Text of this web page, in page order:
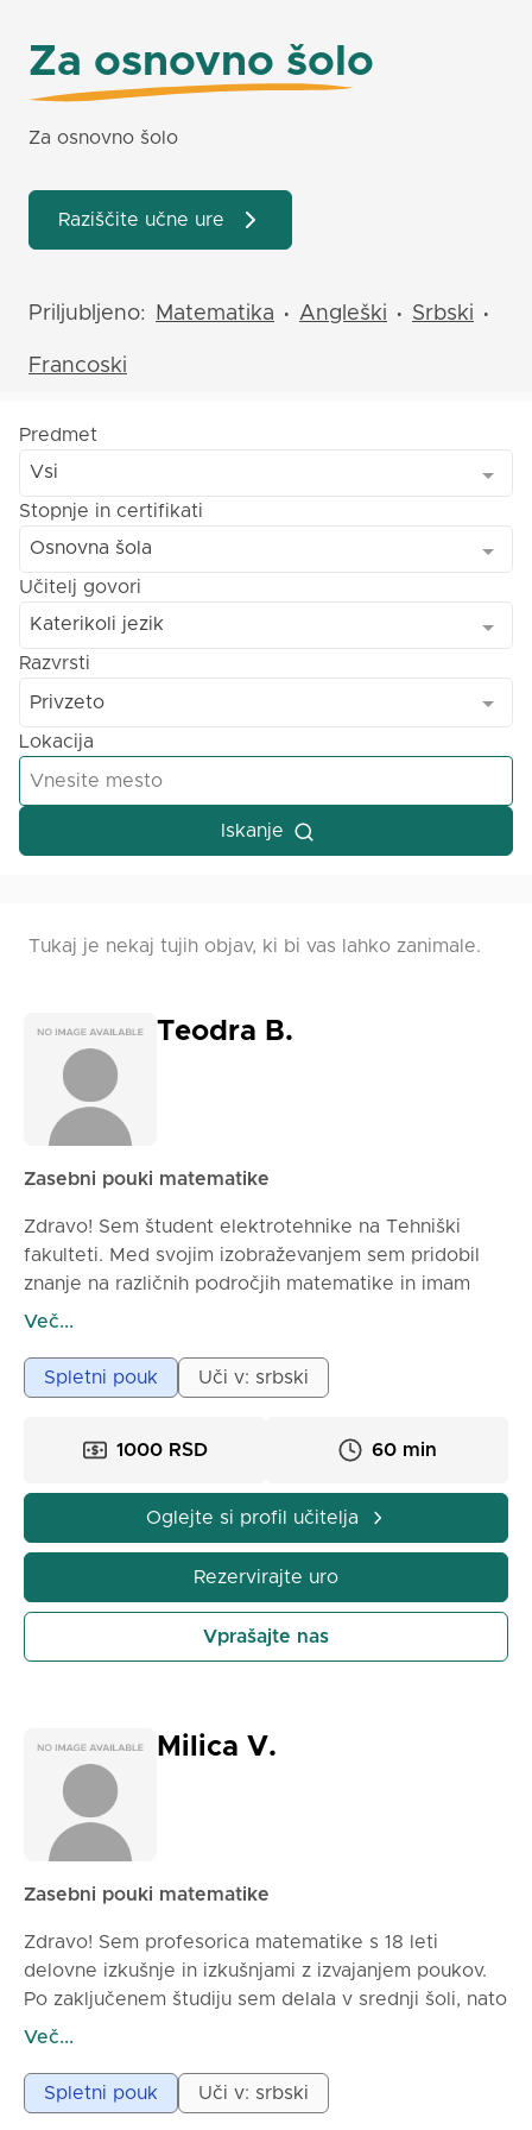
Za osnovno šolo
Za osnovno šolo
Raziščite učne ure
Priljubljeno: Matematika • Angleški • Srbski •
Francoski
Predmet
Vsi
Stopnje in certifikati
Osnovna šola
Učitelj govori
Katerikoli jezik
Razvrsti
Privzeto
Lokacija
Iskanje
Tukaj je nekaj tujih objav, ki bi vas lahko zanimale.
Teodra B.
Zasebni pouki matematike
Zdravo! Sem študent elektrotehnike na Tehniški
fakulteti. Med svojim izobraževanjem sem pridobil
znanje na različnih področjih matematike in imam
nekaj izkušenj s poučevanjem otrok v osnovni in
temeljito, s pojasnili, prilagojenimi ravni učenca.
Trudim se, da vsak razume bistvo nalog, ne pa da bi
Kako potekajo pouki:
ga potrebujemo za pouk.
2) Uro začnemo s kratkim pojasnilom teme.
3) Skupaj gremo skozi primere in naloge.
4) Vajamo, dokler učenec ni prepričan v gradivo.
5) Po koncu pouka bi bilo zaželeno, da bi se učenec
samostojno ponovno učil naloge s pouka in dodatne
pridobijo samozavest pri reševanju matematičnih
problemov in da matematiko doživijo kot nekaj, kar
je mogoče razumeti in uporabiti – ne kot nekaj
težkega.
Več...
Spletni pouk Uči v: srbski
1000 RSD 60 min
Oglejte si profil učitelja
Rezervirajte uro
Vprašajte nas
Milica V.
Zasebni pouki matematike
Zdravo! Sem profesorica matematike s 18 leti
delovne izkušnje in izkušnjami z izvajanjem poukov.
Po zaključenem študiju sem delala v srednji šoli, nato
pa sem prešla v osnovno šolo. Delam z otroki vseh
redni pouk izvajam tudi priprave na manjšo maturo in
sprejemne izpite. Ure izvajam na spletu preko
Več...
Spletni pouk Uči v: srbski